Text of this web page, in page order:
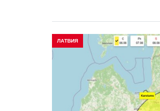
ЛАТВИЯ